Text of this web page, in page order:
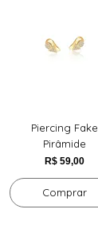
Piercing Fake
Pirâmide
Preço
R$ 59,00
Comprar